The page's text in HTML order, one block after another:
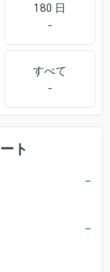
180 日
-
すべて
-
ト
-
-